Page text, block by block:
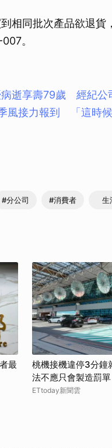
相同批次產品欲退貨
。
逝享壽79歲 經紀公
風接力報到 「這時
#分公司 #消費者 生
最
桃機接機違停3分
法不應只會製造罰單
ETtoday新聞雲